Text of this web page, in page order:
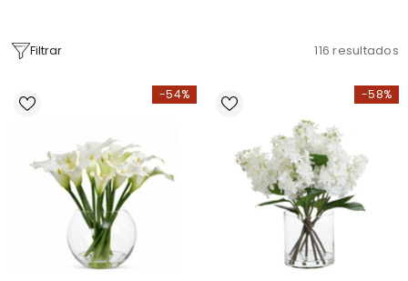
Filtrar 116 resultados
-54% -58%